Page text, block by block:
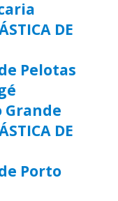
DE
Pelotas
Grande
DE
Porto